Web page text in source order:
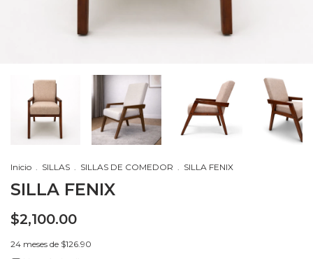
Inicio . SILLAS . SILLAS DE COMEDOR . SILLA FENIX
SILLA FENIX
$2,100.00
24 meses de $126.90